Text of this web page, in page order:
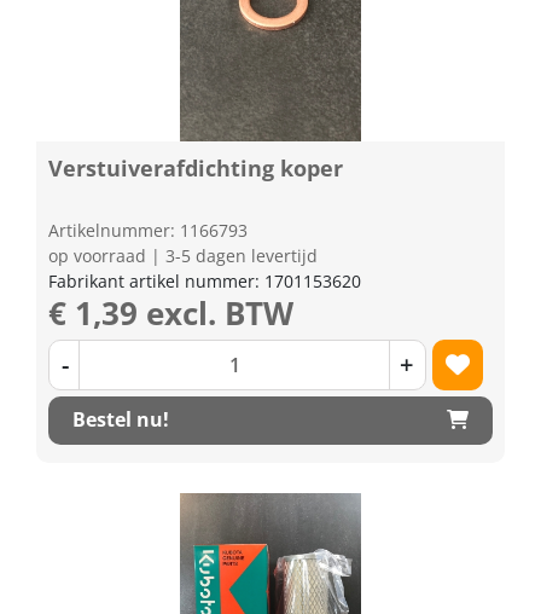
Verstuiverafdichting koper
Artikelnummer: 1166793
op voorraad | 3-5 dagen levertijd
Fabrikant artikel nummer: 1701153620
€ 1,39 excl. BTW
- +
Bestel nu!